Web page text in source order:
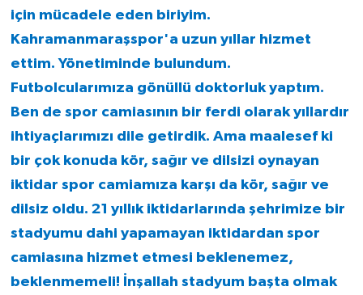
için mücadele eden biriyim.
Kahramanmaraşspor'a uzun yıllar hizmet
ettim. Yönetiminde bulundum.
Futbolcularımıza gönüllü doktorluk yaptım.
Ben de spor camiasının bir ferdi olarak yıllardır
ihtiyaçlarımızı dile getirdik. Ama maalesef ki
bir çok konuda kör, sağır ve dilsizi oynayan
iktidar spor camiamıza karşı da kör, sağır ve
dilsiz oldu. 21 yıllık iktidarlarında şehrimize bir
stadyumu dahi yapamayan iktidardan spor
camiasına hizmet etmesi beklenemez,
beklenmemeli! İnşallah stadyum başta olmak